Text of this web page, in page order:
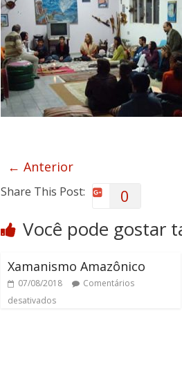
← Anterior
Share This Post: 0
Você pode gostar
Xamanismo Amazônico
07/08/2018
Comentários
desativados